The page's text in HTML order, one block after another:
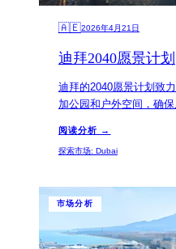
🇦🇪2026年4月21日
迪拜2040愿景计划
迪拜的2040愿景计划致
加公园和户外空间，确
供新的机会。
阅读分析 →
探索市场: Dubai
市场分析